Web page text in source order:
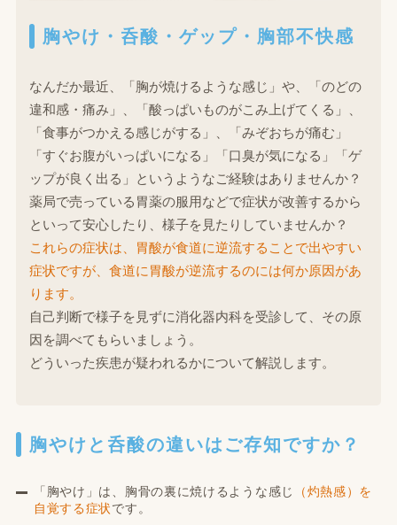
胸やけ・呑酸・ゲップ・胸部不快感
なんだか最近、「胸が焼けるような感じ」や、「のどの
違和感・痛み」、「酸っぱいものがこみ上げてくる」、
「食事がつかえる感じがする」、「みぞおちが痛む」
「すぐお腹がいっぱいになる」「口臭が気になる」「ゲ
ップが良く出る」というようなご経験はありませんか？
薬局で売っている胃薬の服用などで症状が改善するから
といって安心したり、様子を見たりしていませんか？
これらの症状は、胃酸が食道に逆流することで出やすい
症状ですが、食道に胃酸が逆流するのには何か原因があ
ります。
自己判断で様子を見ずに消化器内科を受診して、その原
因を調べてもらいましょう。
どういった疾患が疑われるかについて解説します。
胸やけと呑酸の違いはご存知ですか？
「胸やけ」は、胸骨の裏に焼けるような感じ
（灼熱感）を
自覚する症状です。